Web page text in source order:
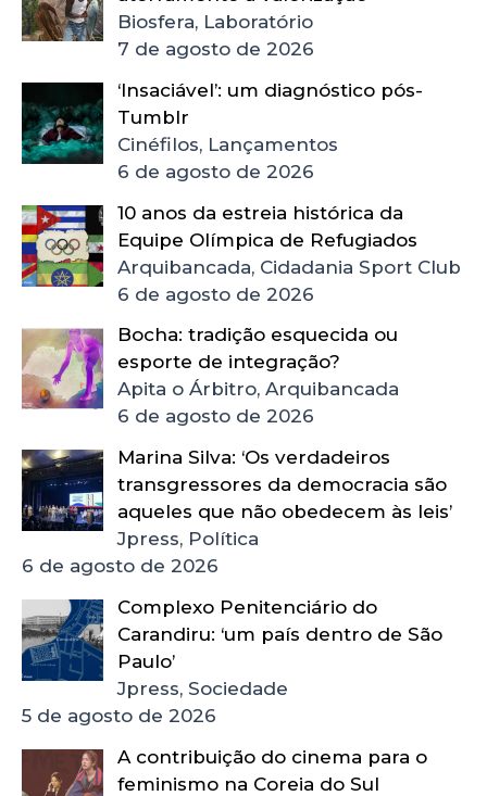
Biosfera, Laboratório
7 de agosto de 2026
‘Insaciável’: um diagnóstico pós-
Tumblr
Cinéfilos, Lançamentos
6 de agosto de 2026
10 anos da estreia histórica da
Equipe Olímpica de Refugiados
Arquibancada, Cidadania Sport Club
6 de agosto de 2026
Bocha: tradição esquecida ou
esporte de integração?
Apita o Árbitro, Arquibancada
6 de agosto de 2026
Marina Silva: ‘Os verdadeiros
transgressores da democracia são
aqueles que não obedecem às leis’
Jpress, Política
6 de agosto de 2026
Complexo Penitenciário do
Carandiru: ‘um país dentro de São
Paulo’
Jpress, Sociedade
5 de agosto de 2026
A contribuição do cinema para o
feminismo na Coreia do Sul